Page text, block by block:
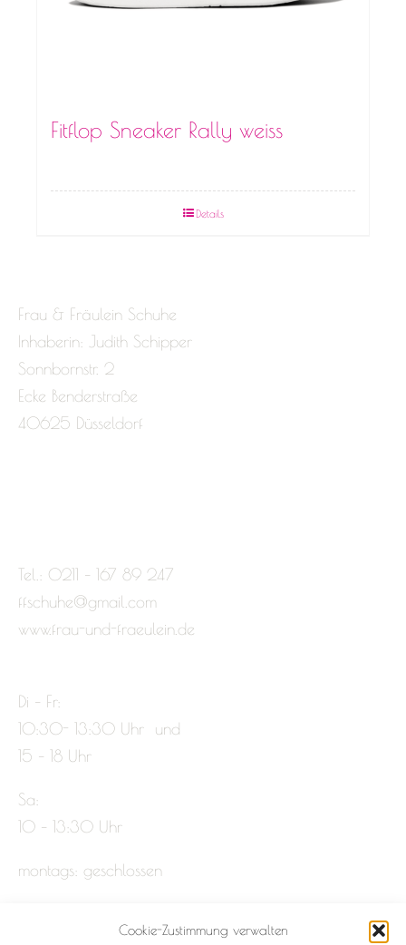
Cookie-Zustimmung verwalten
Fitflop Sneaker Rally weiss
Details
Frau & Fräulein Schuhe
Inhaberin: Judith Schipper
Sonnbornstr. 2
Ecke Benderstraße
40625 Düsseldorf
Tel.: 0211 – 167 89 247
ffschuhe@gmail.com
www.frau-und-fraeulein.de
Di – Fr:
10:30- 13:30 Uhr und
15 – 18 Uhr
Sa:
10 – 13:30 Uhr
montags: geschlossen